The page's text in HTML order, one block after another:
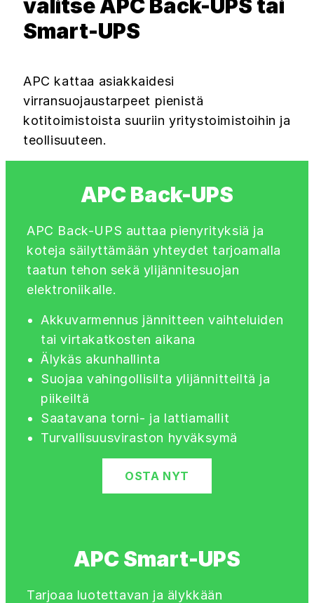
valitse APC Back-UPS tai
Smart-UPS
APC kattaa asiakkaidesi
virransuojaustarpeet pienistä
kotitoimistoista suuriin yritystoimistoihin ja
teollisuuteen.
APC Back-UPS
APC Back-UPS auttaa pienyrityksiä ja
koteja säilyttämään yhteydet tarjoamalla
taatun tehon sekä ylijännitesuojan
elektroniikalle.
Akkuvarmennus jännitteen vaihteluiden
tai virtakatkosten aikana
Älykäs akunhallinta
Suojaa vahingollisilta ylijännitteiltä ja
piikeiltä
Saatavana torni- ja lattiamallit
Turvallisuusviraston hyväksymä
OSTA NYT
APC Smart-UPS
Tarjoaa luotettavan ja älykkään